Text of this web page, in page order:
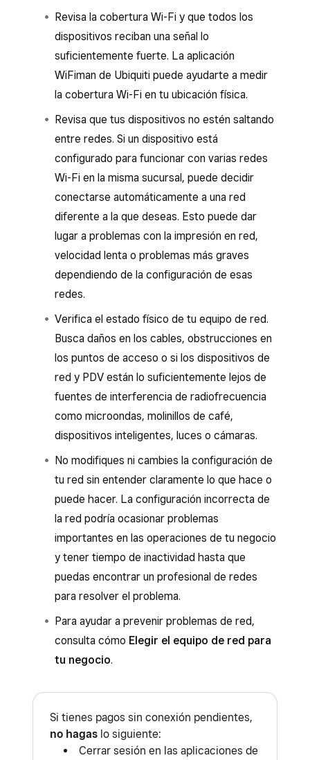
Revisa la cobertura Wi-Fi y que todos los
dispositivos reciban una señal lo
suficientemente fuerte. La aplicación
WiFiman de Ubiquiti puede ayudarte a medir
la cobertura Wi-Fi en tu ubicación física.
Revisa que tus dispositivos no estén saltando
entre redes. Si un dispositivo está
configurado para funcionar con varias redes
Wi-Fi en la misma sucursal, puede decidir
conectarse automáticamente a una red
diferente a la que deseas. Esto puede dar
lugar a problemas con la impresión en red,
velocidad lenta o problemas más graves
dependiendo de la configuración de esas
redes.
Verifica el estado físico de tu equipo de red.
Busca daños en los cables, obstrucciones en
los puntos de acceso o si los dispositivos de
red y PDV están lo suficientemente lejos de
fuentes de interferencia de radiofrecuencia
como microondas, molinillos de café,
dispositivos inteligentes, luces o cámaras.
No modifiques ni cambies la configuración de
tu red sin entender claramente lo que hace o
puede hacer. La configuración incorrecta de
la red podría ocasionar problemas
importantes en las operaciones de tu negocio
y tener tiempo de inactividad hasta que
puedas encontrar un profesional de redes
para resolver el problema.
Para ayudar a prevenir problemas de red,
consulta cómo Elegir el equipo de red para
tu negocio.
Si tienes pagos sin conexión pendientes,
no hagas lo siguiente:
Cerrar sesión en las aplicaciones de